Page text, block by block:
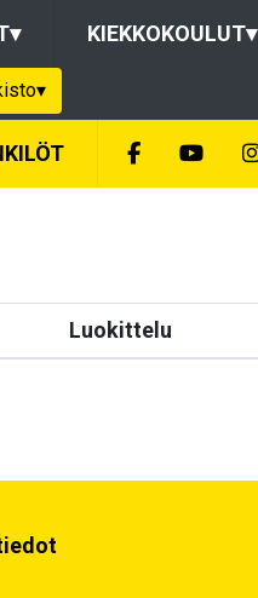
▾ KIEKKOKOULUT▾
▾
Luokittelu